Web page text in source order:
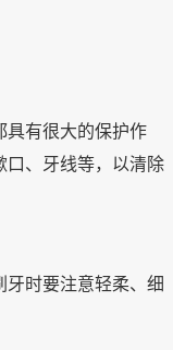
有很大的保护作
口、牙线等，以清除
时要注意轻柔、细